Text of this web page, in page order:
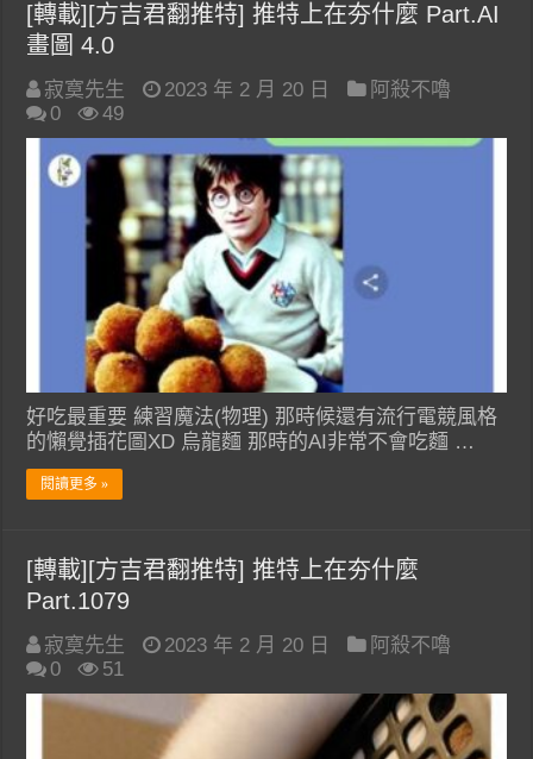
[轉載][方吉君翻推特] 推特上在夯什麼 Part.AI
畫圖 4.0
寂寞先生 2023 年 2 月 20 日
阿殺不嚕
0
49
好吃最重要 練習魔法(物理) 那時候還有流行電競風格
的懶覺插花圖XD 烏龍麵 那時的AI非常不會吃麵 …
閱讀更多 »
[轉載][方吉君翻推特] 推特上在夯什麼
Part.1079
寂寞先生 2023 年 2 月 20 日
阿殺不嚕
0
51